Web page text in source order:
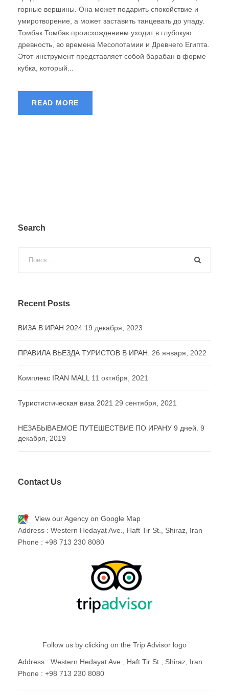
горные вершины. Она может подарить спокойствие и
умиротворение, а может заставить танцевать до упаду.
Томбак Томбак происхождением уходит в глубокую
древность, во времена Месопотамии и Древнего Египта.
Этот инструмент представляет собой барабан в форме
кубка, который...
READ MORE
Search
Recent Posts
ВИЗА В ИРАН 2024 19 декабря, 2023
ПРАВИЛА ВЬЕЗДА ТУРИСТОВ В ИРАН. 26 января, 2022
Комплекс IRAN MALL 11 октября, 2021
Туристистическая виза 2021 29 сентября, 2021
НЕЗАБЫВАЕМОЕ ПУТЕШЕСТВИЕ ПО ИРАНУ 9 дней. 9
декабря, 2019
Contact Us
View our Agency on Google Map
Address : Western Hedayat Ave., Haft Tir St., Shiraz, Iran
Phone : +98 713 230 8080
Follow us by clicking on the Trip Advisor logo
Address : Western Hedayat Ave., Haft Tir St., Shiraz, Iran.
Phone : +98 713 230 8080